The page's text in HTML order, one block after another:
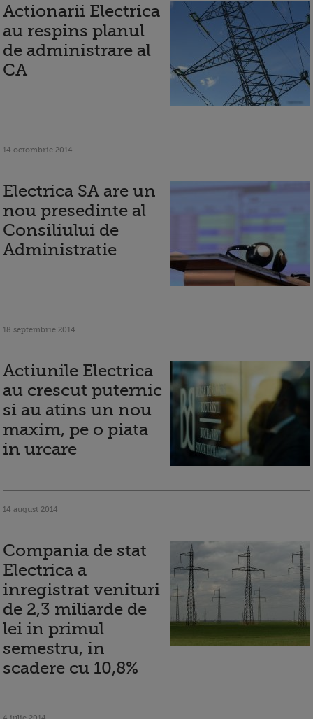
Actionarii Electrica
au respins planul
de administrare al
CA
14 octombrie 2014
Electrica SA are un
nou presedinte al
Consiliului de
Administratie
18 septembrie 2014
Actiunile Electrica
au crescut puternic
si au atins un nou
maxim, pe o piata
in urcare
14 august 2014
Compania de stat
Electrica a
inregistrat venituri
de 2,3 miliarde de
lei in primul
semestru, in
scadere cu 10,8%